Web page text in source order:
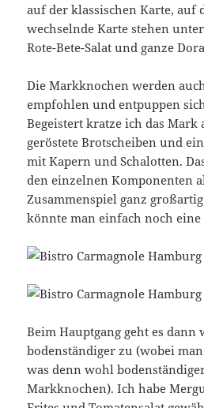
auf der klassischen Karte, auf
wechselnde Karte stehen
Rote-Bete-Salat und ganze
Die Markknochen werden
empfohlen und entpuppen
Begeistert kratze ich das Mark
geröstete Brotscheiben und
mit Kapern und Schalotten.
den einzelnen Komponenten
Zusammenspiel ganz
könnte man einfach noch
Beim Hauptgang geht es dann
bodenständiger zu (wobei
was denn wohl
Markknochen). Ich habe